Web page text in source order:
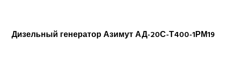
Дизельный генератор Азимут АД-20С-Т400-1РМ19